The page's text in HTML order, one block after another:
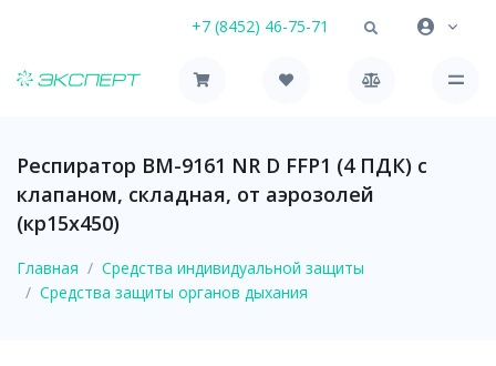
+7 (8452) 46-75-71
Респиратор ВМ-9161 NR D FFP1 (4 ПДК) с
клапаном, складная, от аэрозолей
(кр15х450)
Главная
Средства индивидуальной защиты
Средства защиты органов дыхания